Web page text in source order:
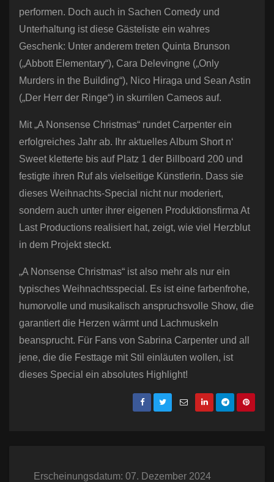
performen. Doch auch in Sachen Comedy und
Unterhaltung ist diese Gästeliste ein wahres
Geschenk: Unter anderem treten Quinta Brunson
(„Abbott Elementary“), Cara Delevingne („Only
Murders in the Building“), Nico Hiraga und Sean Astin
(„Der Herr der Ringe“) in skurrilen Cameos auf.
Mit „A Nonsense Christmas“ rundet Carpenter ein
erfolgreiches Jahr ab. Ihr aktuelles Album Short n‘
Sweet kletterte bis auf Platz 1 der Billboard 200 und
festigte ihren Ruf als vielseitige Künstlerin. Dass sie
dieses Weihnachts-Special nicht nur moderiert,
sondern auch unter ihrer eigenen Produktionsfirma At
Last Productions realisiert hat, zeigt, wie viel Herzblut
in dem Projekt steckt.
„A Nonsense Christmas“ ist also mehr als nur ein
typisches Weihnachtsspecial. Es ist eine farbenfrohe,
humorvolle und musikalisch anspruchsvolle Show, die
garantiert die Herzen wärmt und Lachmuskeln
beansprucht. Für Fans von Sabrina Carpenter und all
jene, die die Festtage mit Stil einläuten wollen, ist
dieses Special ein absolutes Highlight!
Erscheinungsdatum: 07. Dezember 2024